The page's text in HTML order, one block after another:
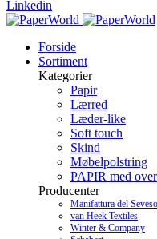
Linkedin
Forside
Sortiment
Kategorier
Papir
Lærred
Læder-like
Soft touch
Skind
Møbelpolstring
PAPIR med
Producenter
Manifattura del Seveso
van Heek Textiles
Winter & Company